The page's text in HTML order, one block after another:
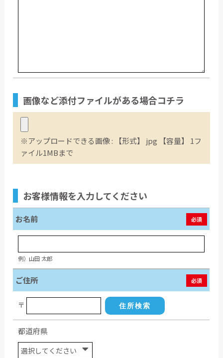
画像など添付ファイルがある場合コチラ
※アップロードできる画像 : 【形式】 jpg 【容量】 1フ
ァイル1MBまで
お客様情報を入力してください
お名前 必須
例）山田 太郎
ご住所 必須
〒 住所検索
都道府県